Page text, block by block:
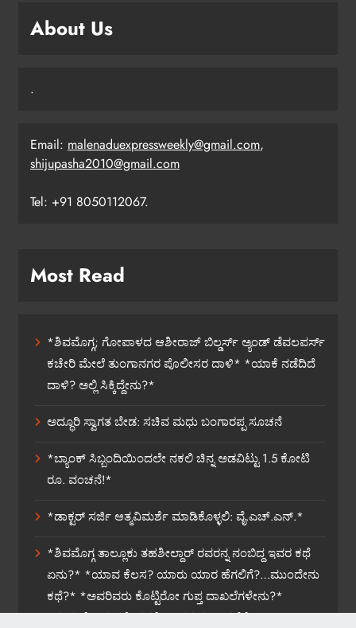
About Us
.
Email: malenaduexpressweekly@gmail.com,
shijupasha2010@gmail.com
Tel: +91 8050112067.
Most Read
*ಶಿವಮೊಗ್ಗ; ಗೋಪಾಳದ ಆಶೀರಾಜ್ ಬಿಲ್ಡರ್ಸ್ ಅ್ಯಂಡ್ ಡೆವಲಪರ್ಸ್
ಕಚೇರಿ ಮೇಲೆ ತುಂಗಾನಗರ ಪೊಲೀಸರ ದಾಳಿ* *ಯಾಕೆ ನಡೆದಿದೆ
ದಾಳಿ? ಅಲ್ಲಿ ಸಿಕ್ಕಿದ್ದೇನು?*
ಅದ್ಧೂರಿ ಸ್ವಾಗತ ಬೇಡ: ಸಚಿವ ಮಧು ಬಂಗಾರಪ್ಪ ಸೂಚನೆ
*ಬ್ಯಾಂಕ್ ಸಿಬ್ಬಂದಿಯಿಂದಲೇ ನಕಲಿ ಚಿನ್ನ ಅಡವಿಟ್ಟು 1.5 ಕೋಟಿ
ರೂ. ವಂಚನೆ!*
*ಡಾಕ್ಟರ್ ಸರ್ಜಿ ಆತ್ಮವಿಮರ್ಶೆ ಮಾಡಿಕೊಳ್ಳಲಿ: ವೈ.ಎಚ್.ಎನ್.*
*ಶಿವಮೊಗ್ಗ ತಾಲ್ಲೂಕು ತಹಶೀಲ್ದಾರ್ ರವರನ್ನ ನಂಬಿದ್ದ ಇವರ ಕಥೆ
ಏನು?* *ಯಾವ ಕೆಲಸ? ಯಾರು ಯಾರ ಹೆಗಲಿಗೆ?…ಮುಂದೇನು
ಕಥೆ?* *ಅವರಿವರು ಕೊಟ್ಟಿರೋ ಗುಪ್ತ ದಾಖಲೆಗಳೇನು?*
*ಸುಮ್ಮನೆ ಬಿಡುವರೇ ತಹಶೀಲ್ದಾರರ ವರ್ಗಾವಣೆಗೆ?*